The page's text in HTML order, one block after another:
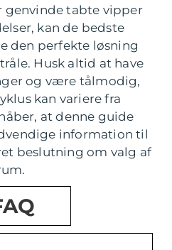
genvinde tabte vipper
kan de bedste
den perfekte løsning
Husk altid at have
og være tålmodig,
kan variere fra
at denne guide
information til
beslutning om valg af